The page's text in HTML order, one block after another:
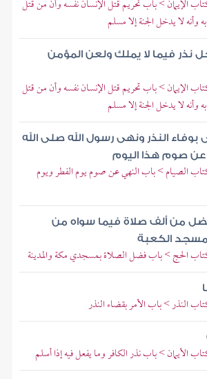
الإيمان > باب تحريم قتل الإنسان نفسه وأن من قتل
لا يدخل الجنة إلا مسلم
نذر فيما لا يملك ولعن المؤمن
الإيمان > باب تحريم قتل الإنسان نفسه وأن من قتل
لا يدخل الجنة إلا مسلم
بوفاء النذر ونهى رسول الله صلى الله
صوم هذا اليوم
الصيام > باب النهي عن صوم يوم الفطر ويوم
من ألف صلاة فيما سواه من
مسجد الكعبة
الحج > باب فضل الصلاة بمسجدي مكة والمدينة
النذر > باب الأمر بقضاء النذر
> باب نذر الكافر وما يفعل فيه إذا أسلم